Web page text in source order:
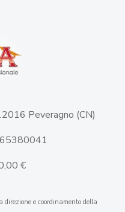
Peveragno (CN)
€
direzione e coordinamento della